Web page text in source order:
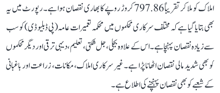
املاک کو ملا کر تقریباً 797.86 کروڑ روپے کا بھاری نقصان ہوا ہے۔ رپورٹ میں یہ
بھی بتایا گیا ہے کہ مختلف سرکاری محکموں میں محکمہ تعمیرات عامہ (پی ڈبلیو ڈی) کو سب
سے زیادہ نقصان پہنچا ہے۔ اس کے علاوہ بجلی، جل شکتی، تعلیم، دیہی ترقی اور دیگر محکموں
کو بھی شدید مالی نقصان اٹھانا پڑا ہے۔ غیر سرکاری املاک، مکانات، زراعت اور باغبانی
کے شعبے کو بھی نقصان پہنچنے کی اطلاع ہے۔